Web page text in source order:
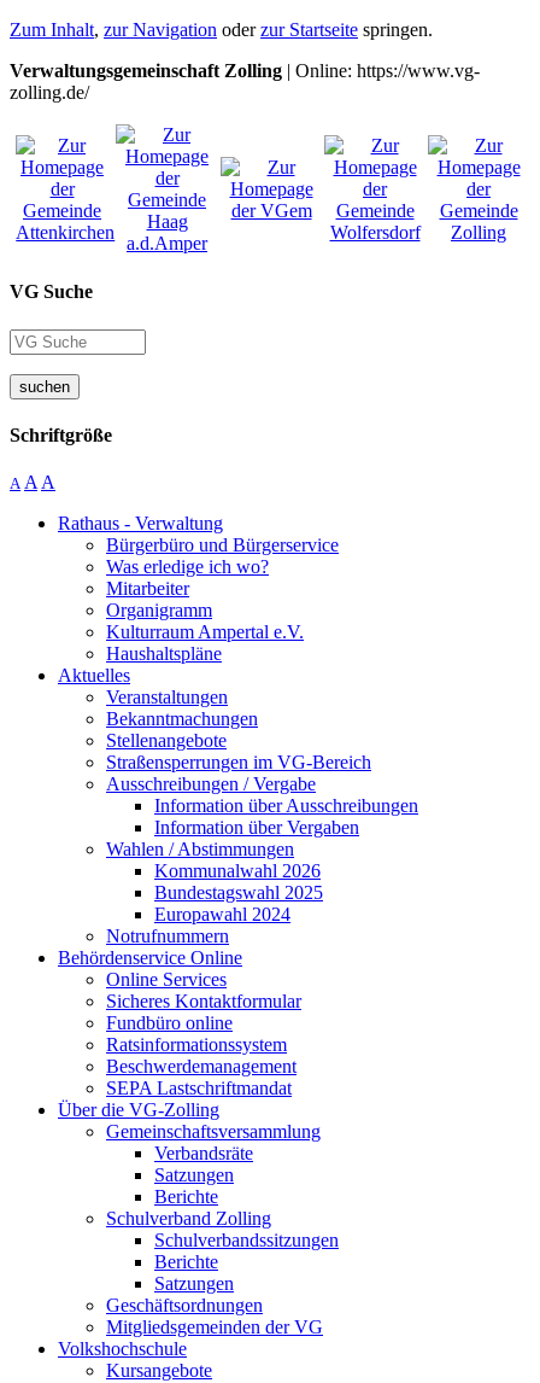
Zum Inhalt, zur Navigation oderzur Startseite springen.
Verwaltungsgemeinschaft Zolling | Online: https://www.vg-
zolling.de/
VG Suche
suchen
Schriftgröße
A A A
Rathaus - Verwaltung
Bürgerbüro und Bürgerservice
Was erledige ich wo?
Mitarbeiter
Organigramm
Kulturraum Ampertal e.V.
Haushaltspläne
Aktuelles
Veranstaltungen
Bekanntmachungen
Stellenangebote
Straßensperrungen im VG-Bereich
Ausschreibungen / Vergabe
Information über Ausschreibungen
Information über Vergaben
Wahlen / Abstimmungen
Kommunalwahl 2026
Bundestagswahl 2025
Europawahl 2024
Notrufnummern
Behördenservice Online
Online Services
Sicheres Kontaktformular
Fundbüro online
Ratsinformationssystem
Beschwerdemanagement
SEPA Lastschriftmandat
Über die VG-Zolling
Gemeinschaftsversammlung
Verbandsräte
Satzungen
Berichte
Schulverband Zolling
Schulverbandssitzungen
Berichte
Satzungen
Geschäftsordnungen
Mitgliedsgemeinden der VG
Volkshochschule
Kursangebote